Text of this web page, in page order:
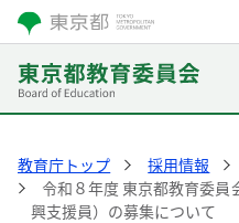
教育庁トップ 採用情報
令和８年度 東京都教育委
興支援員）の募集について